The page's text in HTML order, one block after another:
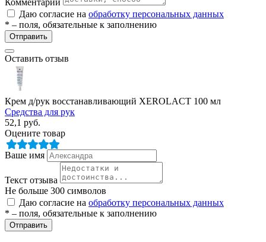
Даю согласие на обработку персональных данных
* – поля, обязательные к заполнению
Отправить
Оставить отзыв
Крем д/рук восстанавливающий XEROLACT 100 мл
Средства для рук
52,1 руб.
Оцените товар
Ваше имя
Текст отзыва
Не больше 300 символов
Даю согласие на обработку персональных данных
* – поля, обязательные к заполнению
Отправить